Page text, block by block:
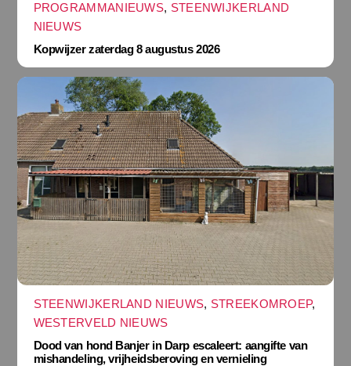
PROGRAMMANIEUWS, STEENWIJKERLAND
NIEUWS
Kopwijzer zaterdag 8 augustus 2026
STEENWIJKERLAND NIEUWS, STREEKOMROEP,
WESTERVELD NIEUWS
Dood van hond Banjer in Darp escaleert: aangifte van
mishandeling, vrijheidsberoving en vernieling